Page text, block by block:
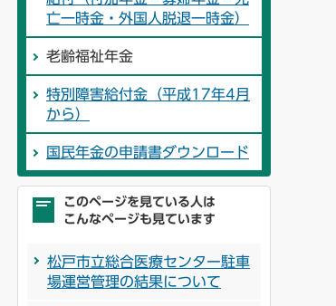
亡一時金・外国人脱退一時金）
老齢福祉年金
特別障害給付金（平成17年4月
から）
国民年金の申請書ダウンロード
このページを見ている人は
こんなページも見ています
松戸市立総合医療センター駐車
場運営管理の結果について